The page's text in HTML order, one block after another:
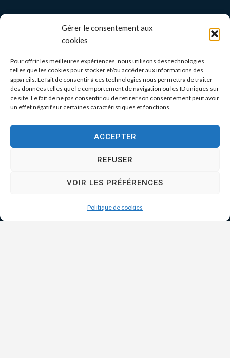
Gérer le consentement aux
cookies
Pour offrir les meilleures expériences, nous utilisons des technologies
telles que les cookies pour stocker et/ou accéder aux informations des
appareils. Le fait de consentir à ces technologies nous permettra de traiter
des données telles que le comportement de navigation ou les ID uniques sur
ce site. Le fait de ne pas consentir ou de retirer son consentement peut avoir
un effet négatif sur certaines caractéristiques et fonctions.
ACCEPTER
REFUSER
VOIR LES PRÉFÉRENCES
Politique de cookies